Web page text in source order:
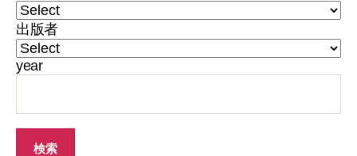
出版者
year